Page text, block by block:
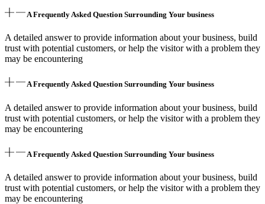
A Frequently Asked Question Surrounding Your business
A detailed answer to provide information about your business, build
trust with potential customers, or help the visitor with a problem they
may be encountering
A Frequently Asked Question Surrounding Your business
A detailed answer to provide information about your business, build
trust with potential customers, or help the visitor with a problem they
may be encountering
A Frequently Asked Question Surrounding Your business
A detailed answer to provide information about your business, build
trust with potential customers, or help the visitor with a problem they
may be encountering